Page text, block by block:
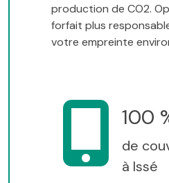
production de CO2.
forfait plus
votre empreinte
100
de
à Issé